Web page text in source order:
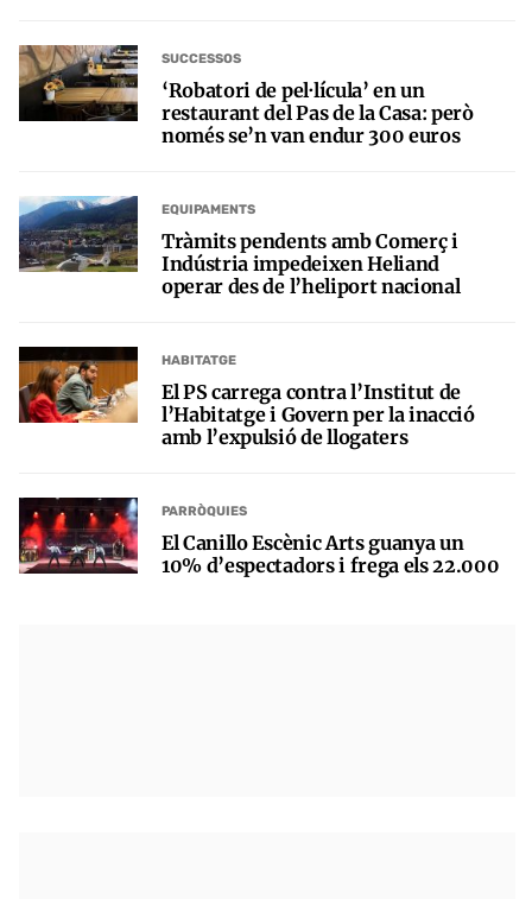
SUCCESSOS
‘Robatori de pel·lícula’ en un
restaurant del Pas de la Casa: però
només se’n van endur 300 euros
EQUIPAMENTS
Tràmits pendents amb Comerç i
Indústria impedeixen Heliand
operar des de l’heliport nacional
HABITATGE
El PS carrega contra l’Institut de
l’Habitatge i Govern per la inacció
amb l’expulsió de llogaters
PARRÒQUIES
El Canillo Escènic Arts guanya un
10% d’espectadors i frega els 22.000